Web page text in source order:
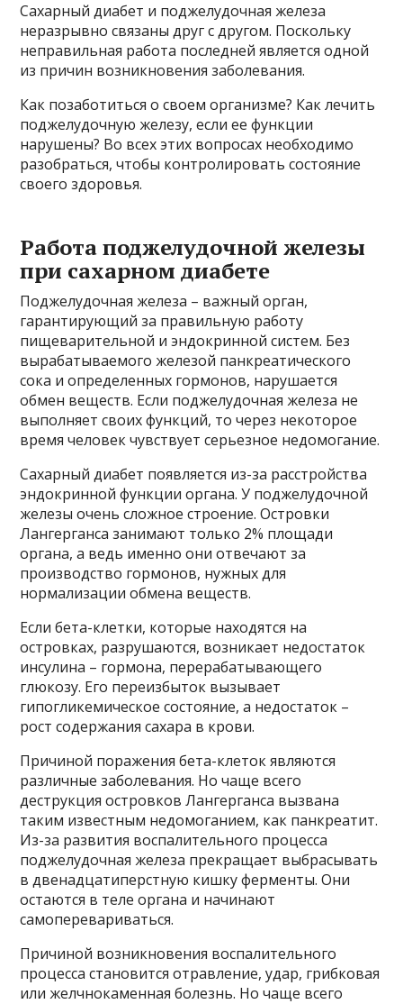
Сахарный диабет и поджелудочная железа
неразрывно связаны друг с другом. Поскольку
неправильная работа последней является одной
из причин возникновения заболевания.
Как позаботиться о своем организме? Как лечить
поджелудочную железу, если ее функции
нарушены? Во всех этих вопросах необходимо
разобраться, чтобы контролировать состояние
своего здоровья.
Работа поджелудочной железы
при сахарном диабете
Поджелудочная железа – важный орган,
гарантирующий за правильную работу
пищеварительной и эндокринной систем. Без
вырабатываемого железой панкреатического
сока и определенных гормонов, нарушается
обмен веществ. Если поджелудочная железа не
выполняет своих функций, то через некоторое
время человек чувствует серьезное недомогание.
Сахарный диабет появляется из-за расстройства
эндокринной функции органа. У поджелудочной
железы очень сложное строение. Островки
Лангерганса занимают только 2% площади
органа, а ведь именно они отвечают за
производство гормонов, нужных для
нормализации обмена веществ.
Если бета-клетки, которые находятся на
островках, разрушаются, возникает недостаток
инсулина – гормона, перерабатывающего
глюкозу. Его переизбыток вызывает
гипогликемическое состояние, а недостаток –
рост содержания сахара в крови.
Причиной поражения бета-клеток являются
различные заболевания. Но чаще всего
деструкция островков Лангерганса вызвана
таким известным недомоганием, как панкреатит.
Из-за развития воспалительного процесса
поджелудочная железа прекращает выбрасывать
в двенадцатиперстную кишку ферменты. Они
остаются в теле органа и начинают
самоперевариваться.
Причиной возникновения воспалительного
процесса становится отравление, удар, грибковая
или желчнокаменная болезнь. Но чаще всего